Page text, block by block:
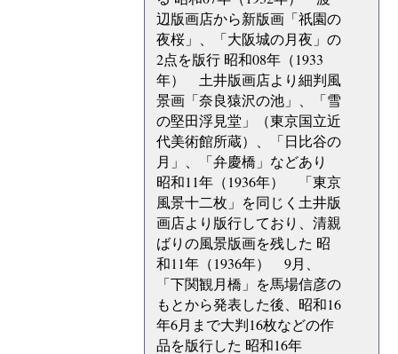
辺版画店から新版画「祇園の
夜桜」、「大阪城の月夜」の
2点を版行 昭和08年（1933
年） 土井版画店より細判風
景画「奈良猿沢の池」、「雪
の堅田浮見堂」（東京国立近
代美術館所蔵）、「日比谷の
月」、「弁慶橋」などあり
昭和11年（1936年） 「東京
風景十二枚」を同じく土井版
画店より版行しており、清親
ばりの風景版画を残した 昭
和11年（1936年） 9月、
「下関観月橋」を馬場信彦の
もとから発表した後、昭和16
年6月まで大判16枚などの作
品を版行した 昭和16年